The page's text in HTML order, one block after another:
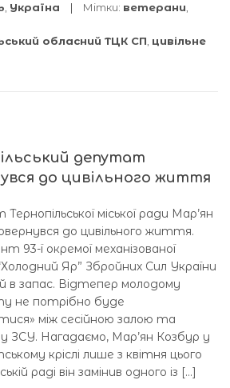
Україна Мітки: ветерани
обласний ТЦК СП цивільне
депутат
до цивільного життя
міської ради Мар’ян
до цивільного життя.
93-ї окремої механізованої
Яр” Збройних Сил України
в запас. Відтепер молодому
не потрібно буде
між сесійною залою та
ЗСУ. Нагадаємо, Мар’ян Козбур у
кріслі лише з квітня цього
раді він замінив одного із […]